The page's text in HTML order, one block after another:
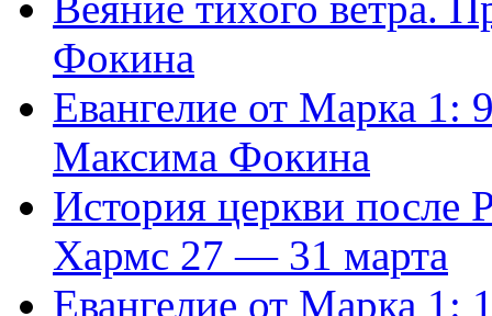
Фокина
Евангелие от Марка 1:
Максима Фокина
История церкви
Хармс 27 — 31 марта
Евангелие от Марка 1: